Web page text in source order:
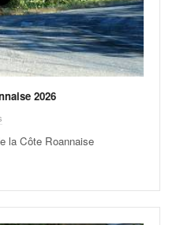
2026
la Côte Roannaise